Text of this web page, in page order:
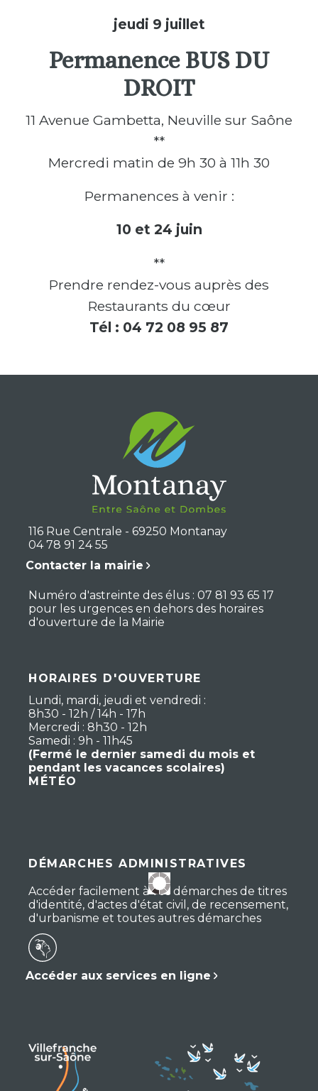
jeudi 9 juillet
Permanence BUS DU
DROIT
11 Avenue Gambetta, Neuville sur Saône
**
Mercredi matin de 9h 30 à 11h 30
Permanences à venir :
10 et 24 juin
**
Prendre rendez-vous auprès des
Restaurants du cœur
Tél : 04 72 08 95 87
116 Rue Centrale - 69250 Montanay
04 78 91 24 55
Contacter la mairie
Numéro d'astreinte des élus : 07 81 93 65 17
pour les urgences en dehors des horaires
d'ouverture de la Mairie
HORAIRES D'OUVERTURE
Lundi, mardi, jeudi et vendredi :
8h30 - 12h / 14h - 17h
Mercredi : 8h30 - 12h
Samedi : 9h - 11h45
(Fermé le dernier samedi du mois et
pendant les vacances scolaires)
MÉTÉO
DÉMARCHES ADMINISTRATIVES
Accéder facilement à vos démarches de titres
d'identité, d'actes d'état civil, de recensement,
d'urbanisme et toutes autres démarches
Accéder aux services en ligne